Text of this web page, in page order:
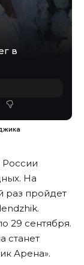
в
России
На
раз пройдет
29 сентября.
станет
Арена».